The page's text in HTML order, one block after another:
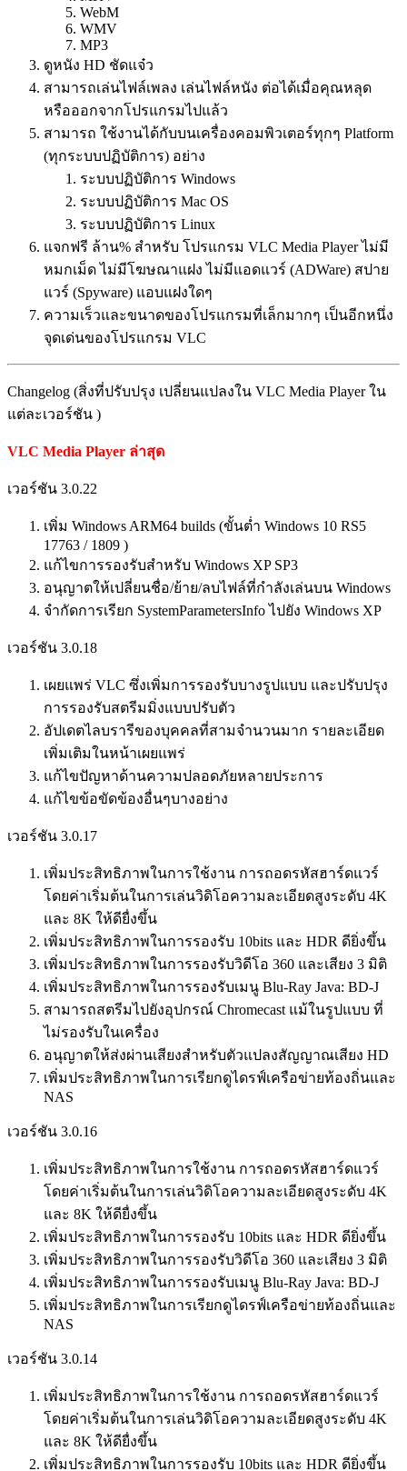
WebM
WMV
MP3
ดูหนัง HD ชัดแจ๋ว
สามารถเล่นไฟล์เพลง เล่นไฟล์หนัง ต่อได้เมื่อคุณหลุด
หรือออกจากโปรแกรมไปแล้ว
สามารถ ใช้งานได้กับบนเครื่องคอมพิวเตอร์ทุกๆ Platform
(ทุกระบบปฏิบัติการ) อย่าง
ระบบปฏิบัติการ Windows
ระบบปฏิบัติการ Mac OS
ระบบปฏิบัติการ Linux
แจกฟรี ล้าน% สำหรับ โปรแกรม VLC Media Player ไม่มี
หมกเม็ด ไม่มีโฆษณาแฝง ไม่มีแอดแวร์ (ADWare) สปาย
แวร์ (Spyware) แอบแฝงใดๆ
ความเร็วและขนาดของโปรแกรมที่เล็กมากๆ เป็นอีกหนึ่ง
จุดเด่นของโปรแกรม VLC
Changelog (สิ่งที่ปรับปรุง เปลี่ยนแปลงใน VLC Media Player ใน
แต่ละเวอร์ชัน )
VLC Media Player ล่าสุด
เวอร์ชัน 3.0.22
เพิ่ม Windows ARM64 builds (ขั้นต่ำ Windows 10 RS5
17763 / 1809 )
แก้ไขการรองรับสำหรับ Windows XP SP3
อนุญาตให้เปลี่ยนชื่อ/ย้าย/ลบไฟล์ที่กำลังเล่นบน Windows
จำกัดการเรียก SystemParametersInfo ไปยัง Windows XP
เวอร์ชัน 3.0.18
เผยแพร่ VLC ซึ่งเพิ่มการรองรับบางรูปแบบ และปรับปรุง
การรองรับสตรีมมิ่งแบบปรับตัว
อัปเดตไลบรารีของบุคคลที่สามจำนวนมาก รายละเอียด
เพิ่มเติมในหน้าเผยแพร่
แก้ไขปัญหาด้านความปลอดภัยหลายประการ
แก้ไขข้อขัดข้องอื่นๆบางอย่าง
เวอร์ชัน 3.0.17
เพิ่มประสิทธิภาพในการใช้งาน การถอดรหัสฮาร์ดแวร์
โดยค่าเริ่มต้นในการเล่นวิดิโอความละเอียดสูงระดับ 4K
และ 8K ให้ดียื่งขึ้น
เพิ่มประสิทธิภาพในการรองรับ 10bits และ HDR ดียิ่งขึ้น
เพิ่มประสิทธิภาพในการรองรับวิดีโอ 360 และเสียง 3 มิติ
เพิ่มประสิทธิภาพในการรองรับเมนู Blu-Ray Java: BD-J
สามารถสตรีมไปยังอุปกรณ์ Chromecast แม้ในรูปแบบ ที่
ไม่รองรับในเครื่อง
อนุญาตให้ส่งผ่านเสียงสำหรับตัวแปลงสัญญาณเสียง HD
เพิ่มประสิทธิภาพในการเรียกดูไดรฟ์เครือข่ายท้องถิ่นและ
NAS
เวอร์ชัน 3.0.16
เพิ่มประสิทธิภาพในการใช้งาน การถอดรหัสฮาร์ดแวร์
โดยค่าเริ่มต้นในการเล่นวิดิโอความละเอียดสูงระดับ 4K
และ 8K ให้ดียื่งขึ้น
เพิ่มประสิทธิภาพในการรองรับ 10bits และ HDR ดียิ่งขึ้น
เพิ่มประสิทธิภาพในการรองรับวิดีโอ 360 และเสียง 3 มิติ
เพิ่มประสิทธิภาพในการรองรับเมนู Blu-Ray Java: BD-J
เพิ่มประสิทธิภาพในการเรียกดูไดรฟ์เครือข่ายท้องถิ่นและ
NAS
เวอร์ชัน 3.0.14
เพิ่มประสิทธิภาพในการใช้งาน การถอดรหัสฮาร์ดแวร์
โดยค่าเริ่มต้นในการเล่นวิดิโอความละเอียดสูงระดับ 4K
และ 8K ให้ดียื่งขึ้น
เพิ่มประสิทธิภาพในการรองรับ 10bits และ HDR ดียิ่งขึ้น